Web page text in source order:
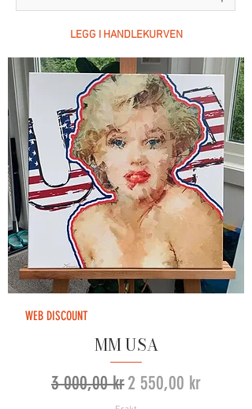
LEGG I HANDLEKURVEN
WEB DISCOUNT
MM USA
Vanlig pris
3 000,00 krSalgspris
2 550,00 kr